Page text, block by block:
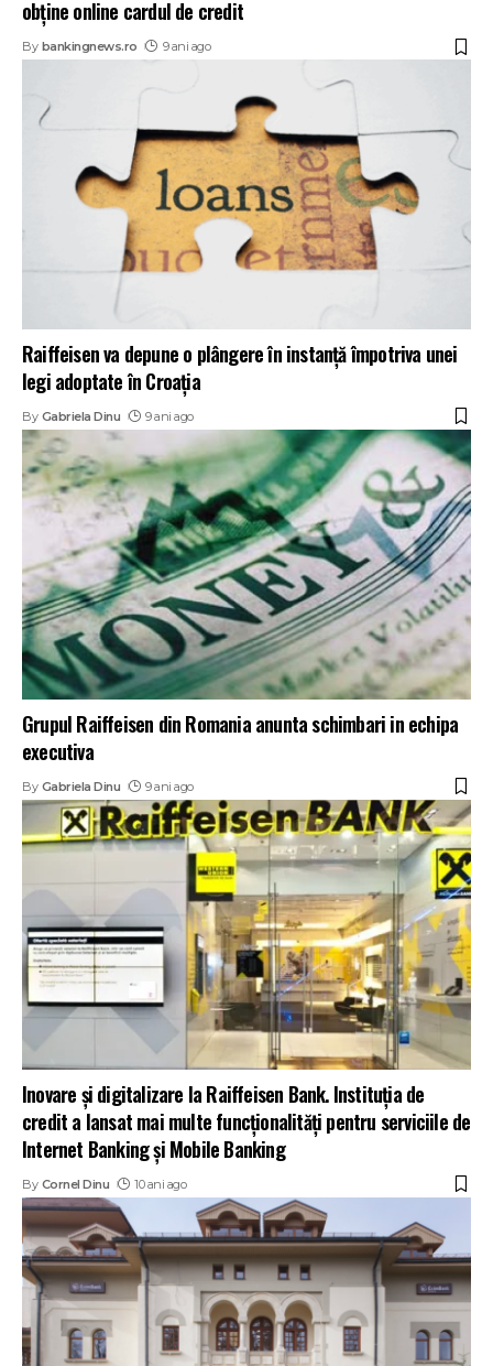
obține online cardul de credit
By bankingnews.ro 9 ani ago
Raiffeisen va depune o plângere în instanță împotriva unei
legi adoptate în Croația
By Gabriela Dinu 9 ani ago
Grupul Raiffeisen din Romania anunta schimbari in echipa
executiva
By Gabriela Dinu 9 ani ago
Inovare și digitalizare la Raiffeisen Bank. Instituția de
credit a lansat mai multe funcționalități pentru serviciile de
Internet Banking şi Mobile Banking
By Cornel Dinu 10 ani ago